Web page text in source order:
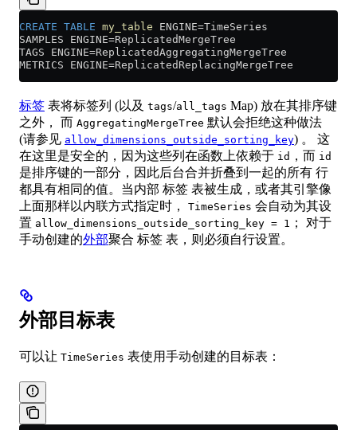
CREATE TABLE my_table ENGINE=TimeSeries
SAMPLES ENGINE=ReplicatedMergeTree
TAGS ENGINE=ReplicatedAggregatingMergeTree
METRICS ENGINE=ReplicatedReplacingMergeTree
标签 表将标签列 (以及 tags/all_tags Map) 放在其排序键
之外， 而 AggregatingMergeTree 默认会拒绝这种做法
(请参见 allow_dimensions_outside_sorting_key) 。 这
在这里是安全的，因为这些列在函数上依赖于 id ，而 id
是排序键的一部分，因此后台合并折叠到一起的所有 行
都具有相同的值。当内部 标签 表被生成，或者其引擎像
上面那样以内联方式指定时， TimeSeries 会自动为其设
置 allow_dimensions_outside_sorting_key = 1
； 对于
手动创建的外部聚合 标签 表，则必须自行设置。
外部目标表
可以让 TimeSeries 表使用手动创建的目标表：